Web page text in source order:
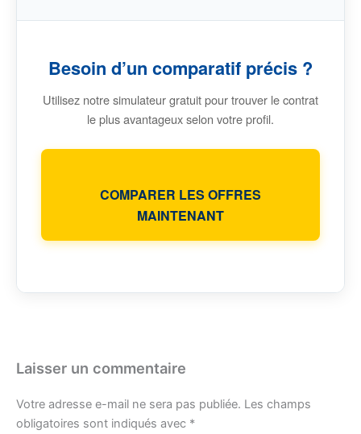
Besoin d’un comparatif précis ?
Utilisez notre simulateur gratuit pour trouver le contrat
le plus avantageux selon votre profil.
COMPARER LES OFFRES
MAINTENANT
Laisser un commentaire
Votre adresse e-mail ne sera pas publiée. Les champs
obligatoires sont indiqués avec *